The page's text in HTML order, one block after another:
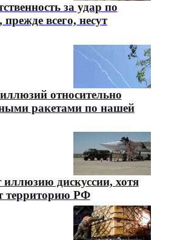
за удар по
всего, несут
относительно
ракетами по нашей
иллюзию дискуссии, хотя
территорию РФ